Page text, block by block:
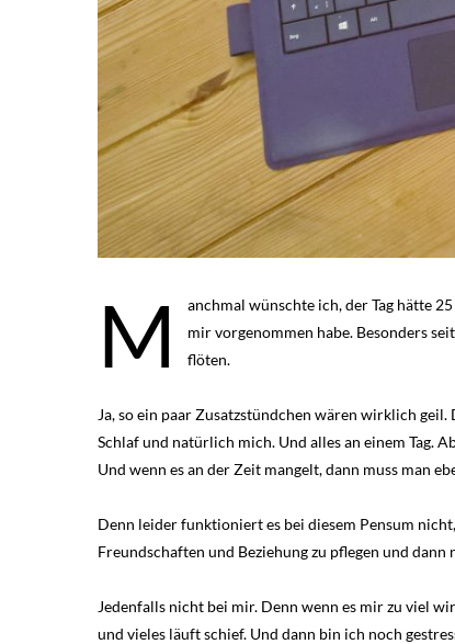
M
anchmal wünschte ich, der Tag hätte
mir vorgenommen habe. Besonders
flöten.
Ja, so ein paar Zusatzstündchen wären wirklich
Schlaf und natürlich mich. Und alles an einem Tag.
Und wenn es an der Zeit mangelt, dann muss man
Denn leider funktioniert es bei diesem Pensum
Freundschaften und Beziehung zu pflegen und
Jedenfalls nicht bei mir. Denn wenn es mir zu viel
und vieles läuft schief. Und dann bin ich noch